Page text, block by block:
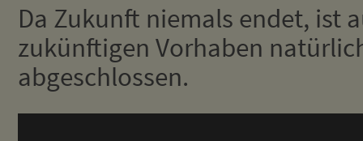
Da Zukunft niemals endet, ist
zukünftigen Vorhaben
abgeschlossen.